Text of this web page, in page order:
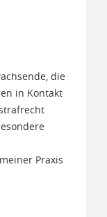
die
in Kontakt
Praxis